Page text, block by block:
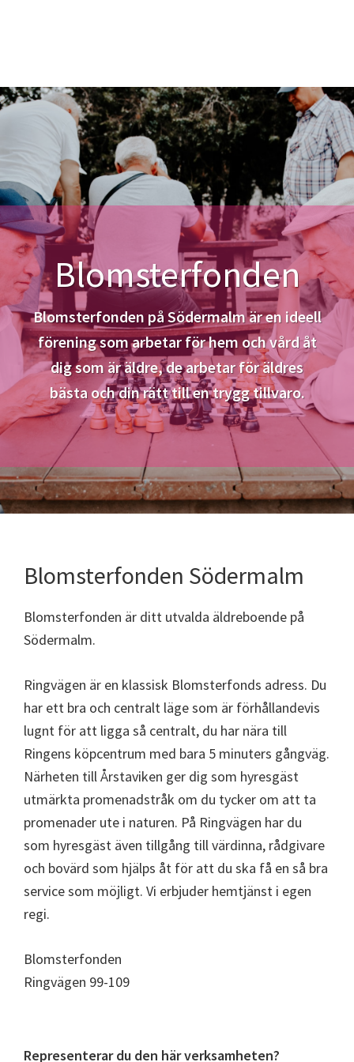
Blomsterfonden
Blomsterfonden på Södermalm är en ideell
förening som arbetar för hem och vård åt
dig som är äldre, de arbetar för äldres
bästa och din rätt till en trygg tillvaro.
Blomsterfonden Södermalm
Blomsterfonden är ditt utvalda äldreboende på
Södermalm.
Ringvägen är en klassisk Blomsterfonds adress. Du
har ett bra och centralt läge som är förhållandevis
lugnt för att ligga så centralt, du har nära till
Ringens köpcentrum med bara 5 minuters gångväg.
Närheten till Årstaviken ger dig som hyresgäst
utmärkta promenadstråk om du tycker om att ta
promenader ute i naturen. På Ringvägen har du
som hyresgäst även tillgång till värdinna, rådgivare
och bovärd som hjälps åt för att du ska få en så bra
service som möjligt. Vi erbjuder hemtjänst i egen
regi.
Blomsterfonden
Ringvägen 99-109
Representerar du den här verksamheten?